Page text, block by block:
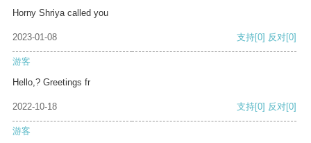
Horny Shriya called you
2023-01-08 支持[0] 反对[0]
游客
Hello,? Greetings fr
2022-10-18 支持[0] 反对[0]
游客